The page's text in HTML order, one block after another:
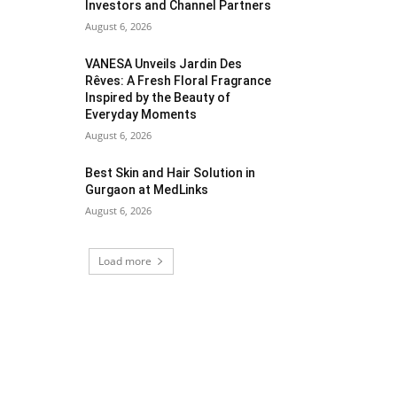
Investors and Channel Partners
August 6, 2026
VANESA Unveils Jardin Des
Rêves: A Fresh Floral Fragrance
Inspired by the Beauty of
Everyday Moments
August 6, 2026
Best Skin and Hair Solution in
Gurgaon at MedLinks
August 6, 2026
Load more